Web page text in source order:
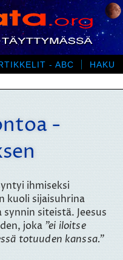
- ABC HAKU
-
ihmiseksi
kuoli sijaisuhrina
siteistä. Jeesus
joka ei iloitse
totuuden kanssa.